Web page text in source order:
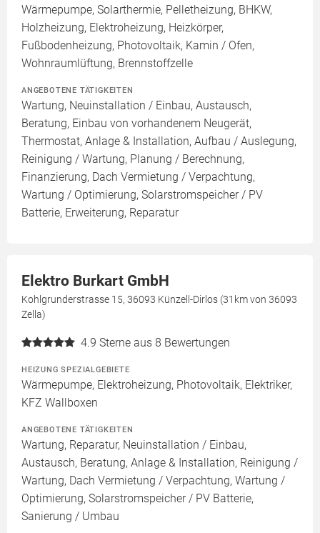
Wärmepumpe, Solarthermie, Pelletheizung, BHKW,
Holzheizung, Elektroheizung, Heizkörper,
Fußbodenheizung, Photovoltaik, Kamin / Ofen,
Wohnraumlüftung, Brennstoffzelle
ANGEBOTENE TÄTIGKEITEN
Wartung, Neuinstallation / Einbau, Austausch,
Beratung, Einbau von vorhandenem Neugerät,
Thermostat, Anlage & Installation, Aufbau / Auslegung,
Reinigung / Wartung, Planung / Berechnung,
Finanzierung, Dach Vermietung / Verpachtung,
Wartung / Optimierung, Solarstromspeicher / PV
Batterie, Erweiterung, Reparatur
Elektro Burkart GmbH
Kohlgrunderstrasse 15, 36093 Künzell-Dirlos (31km von 36093
Zella)
4.9 Sterne aus 8 Bewertungen
HEIZUNG SPEZIALGEBIETE
Wärmepumpe, Elektroheizung, Photovoltaik, Elektriker,
KFZ Wallboxen
ANGEBOTENE TÄTIGKEITEN
Wartung, Reparatur, Neuinstallation / Einbau,
Austausch, Beratung, Anlage & Installation, Reinigung /
Wartung, Dach Vermietung / Verpachtung, Wartung /
Optimierung, Solarstromspeicher / PV Batterie,
Sanierung / Umbau